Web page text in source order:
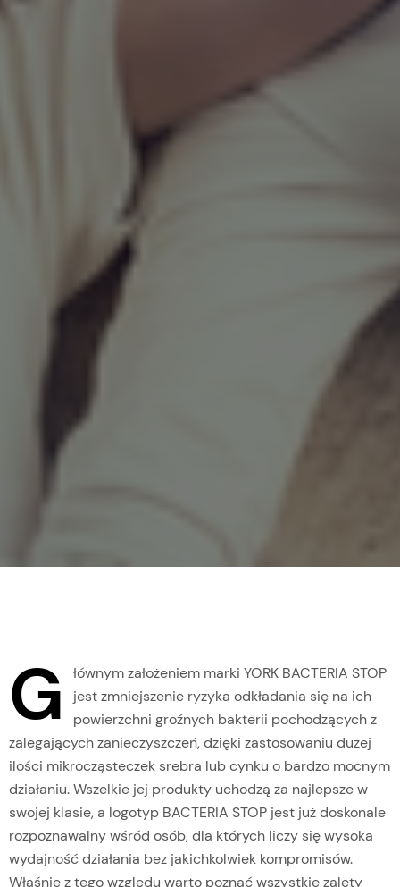
G
łównym założeniem marki YORK BACTERIA STOP
jest zmniejszenie ryzyka odkładania się na ich
powierzchni groźnych bakterii pochodzących z
zalegających zanieczyszczeń, dzięki zastosowaniu dużej
ilości mikrocząsteczek srebra lub cynku o bardzo mocnym
działaniu. Wszelkie jej produkty uchodzą za najlepsze w
swojej klasie, a logotyp BACTERIA STOP jest już doskonale
rozpoznawalny wśród osób, dla których liczy się wysoka
wydajność działania bez jakichkolwiek kompromisów.
Właśnie z tego względu warto poznać wszystkie zalety